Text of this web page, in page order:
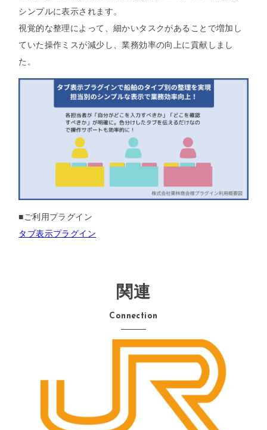
シンプルに表示されます。
視覚的な整理によって、細かいタスクがあることで増加し
ていた操作ミスが減少し、業務効率の向上に貢献しまし
た。
■ご利用プラグイン
タブ表示プラグイン
関連
Connection